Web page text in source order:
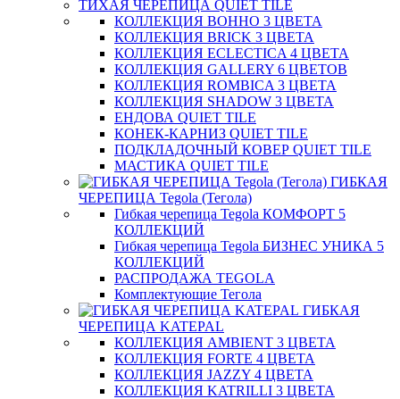
ТИХАЯ ЧЕРЕПИЦА QUIET TILE
КОЛЛЕКЦИЯ BOHHO 3 ЦВЕТА
КОЛЛЕКЦИЯ BRICK 3 ЦВЕТА
КОЛЛЕКЦИЯ ECLECTICA 4 ЦВЕТА
КОЛЛЕКЦИЯ GALLERY 6 ЦВЕТОВ
КОЛЛЕКЦИЯ ROMBICA 3 ЦВЕТА
КОЛЛЕКЦИЯ SHADOW 3 ЦВЕТА
ЕНДОВА QUIET TILE
КОНЕК-КАРНИЗ QUIET TILE
ПОДКЛАДОЧНЫЙ КОВЕР QUIET TILE
МАСТИКА QUIET TILE
ГИБКАЯ
ЧЕРЕПИЦА Tegola (Тегола)
Гибкая черепица Tegola КОМФОРТ 5
КОЛЛЕКЦИЙ
Гибкая черепица Tegola БИЗНЕС УНИКА 5
КОЛЛЕКЦИЙ
РАСПРОДАЖА TEGOLA
Комплектующие Тегола
ГИБКАЯ
ЧЕРЕПИЦА KATEPAL
КОЛЛЕКЦИЯ AMBIENT 3 ЦВЕТА
КОЛЛЕКЦИЯ FORTE 4 ЦВЕТА
КОЛЛЕКЦИЯ JAZZY 4 ЦВЕТА
КОЛЛЕКЦИЯ KATRILLI 3 ЦВЕТА